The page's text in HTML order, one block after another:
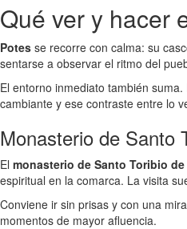
Qué ver y hacer
Potes se recorre con calma: su
sentarse a observar el ritmo del
El entorno inmediato también
cambiante y ese contraste entre lo
Monasterio de Santo
El monasterio de Santo Toribio
espiritual en la comarca. La visita
Conviene ir sin prisas y con una
momentos de mayor afluencia.